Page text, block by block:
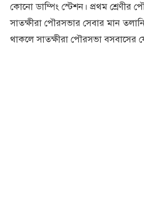
কোনো ডাম্পিং স্টেশন। প্রথম শ্রেণীর
সাতক্ষীরা পৌরসভার সেবার মান
থাকলে সাতক্ষীরা পৌরসভা বসবাসের